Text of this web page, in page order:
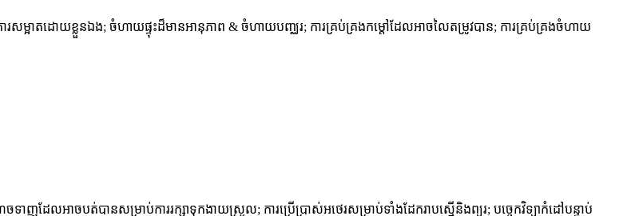
អាតដោយខ្លួនឯង; ចំហាយផ្ទុះដ៏មានអានុភាព & ចំហាយបញ្ឈរ; ការគ្រប់គ្រងកម្តៅដែលអាចលៃតម្រូវបាន; ការគ្រប់គ្រងចំហាយ
ញដែលអាចបត់បានសម្រាប់ការរក្សាទុកងាយស្រួល; ការប្រើប្រាស់អថេរសម្រាប់ទាំងដែករាបស្មើនិងព្យួរ; បច្ចេកវិទ្យាកំដៅបន្ទាប់